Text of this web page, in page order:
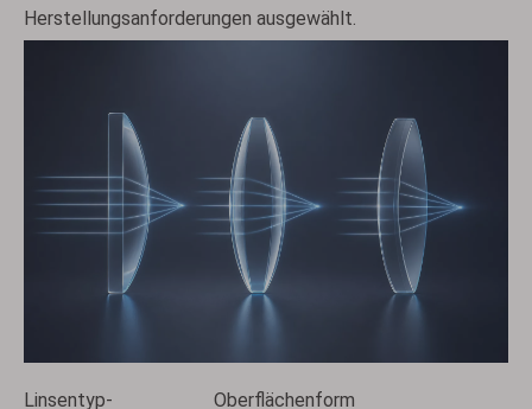
Herstellungsanforderungen ausgewählt.
Linsentyp-
Oberflächenform